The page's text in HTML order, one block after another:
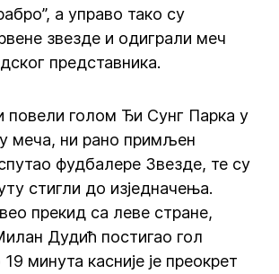
а управо тако су
звезде и одиграли меч
представника.
повели голом Ђи Сунг Парка у
меча, ни рано примљен
фудбалере Звезде, те су
стигли до изједначења.
прекид са леве стране,
Дудић постигао гол
минута касније је преокрет